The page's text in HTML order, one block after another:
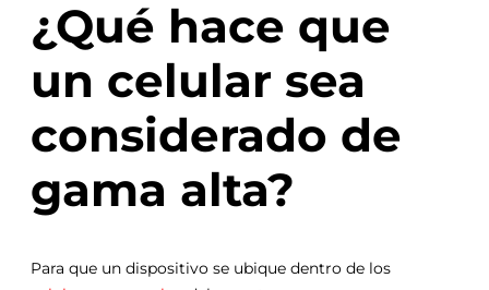
¿Qué hace que
un celular sea
considerado de
gama alta?
Para que un dispositivo se ubique dentro de los